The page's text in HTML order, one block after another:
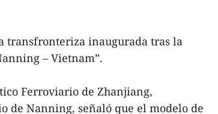
transfronteriza inaugurada tras la
– Vietnam”.
Ferroviario de Zhanjiang,
de Nanning, señaló que el modelo de